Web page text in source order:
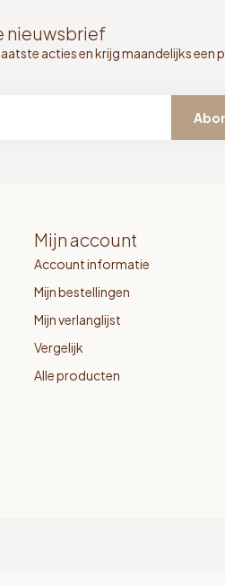
nieuwsbrief
acties en krijg maandelijks een
Mijn account
Account informatie
Mijn bestellingen
Mijn verlanglijst
Vergelijk
Alle producten